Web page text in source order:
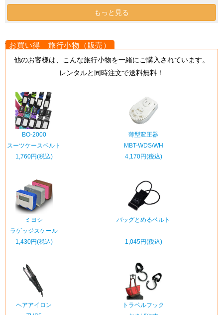
もっと見る
{literal} {/literal}
他のお客様は、こんな旅行小物を一緒にご購入されています。
レンタルと同時注文で送料無料！
BO-2000
スーツケースベルト
1,760円(税込)
薄型変圧器
MBT-WDS/WH
4,170円(税込)
ミヨシ
ラゲッジスケール
1,430円(税込)
バッグとめるベルト
1,045円(税込)
ヘアアイロン
トラベルフック